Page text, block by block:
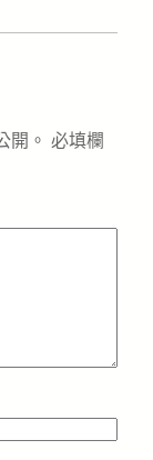
開。 必填欄